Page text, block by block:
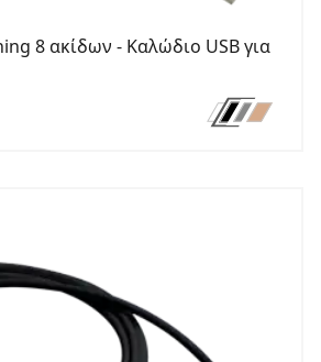
8 ακίδων - Καλώδιο USB για